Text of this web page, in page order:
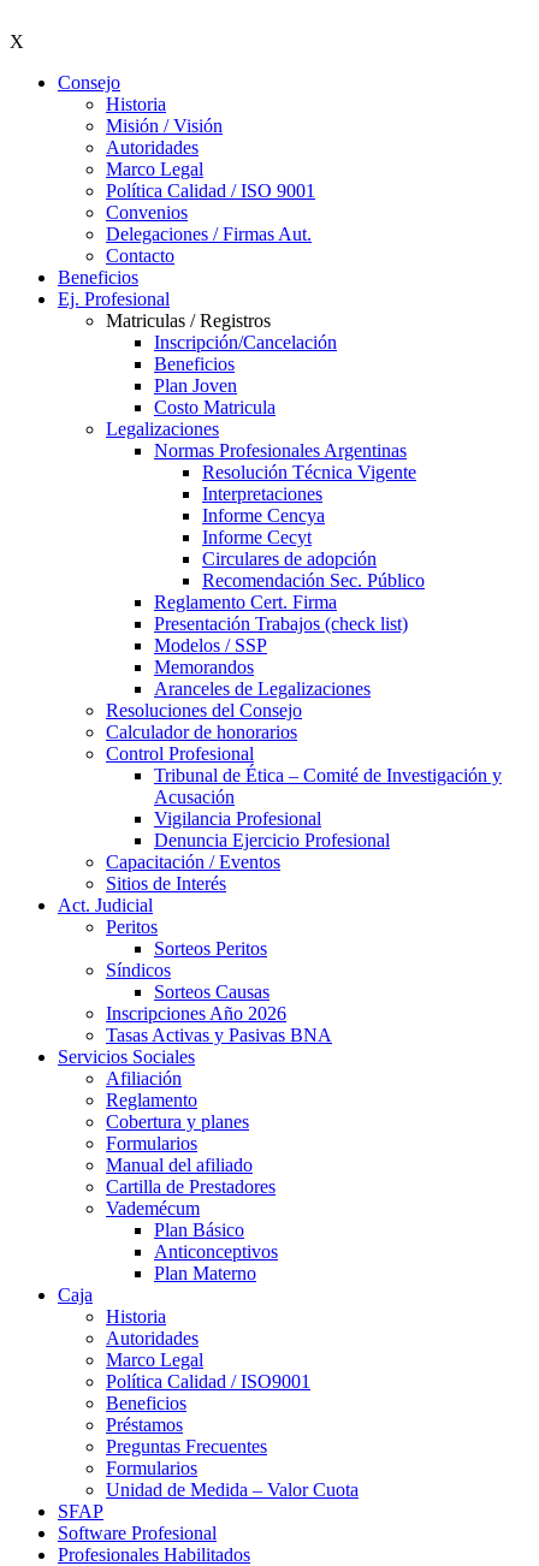
X
Consejo
Historia
Misión / Visión
Autoridades
Marco Legal
Política Calidad / ISO 9001
Convenios
Delegaciones / Firmas Aut.
Contacto
Beneficios
Ej. Profesional
Matriculas / Registros
Inscripción/Cancelación
Beneficios
Plan Joven
Costo Matricula
Legalizaciones
Normas Profesionales Argentinas
Resolución Técnica Vigente
Interpretaciones
Informe Cencya
Informe Cecyt
Circulares de adopción
Recomendación Sec. Público
Reglamento Cert. Firma
Presentación Trabajos (check list)
Modelos / SSP
Memorandos
Aranceles de Legalizaciones
Resoluciones del Consejo
Calculador de honorarios
Control Profesional
Tribunal de Ética – Comité de Investigación y
Acusación
Vigilancia Profesional
Denuncia Ejercicio Profesional
Capacitación / Eventos
Sitios de Interés
Act. Judicial
Peritos
Sorteos Peritos
Síndicos
Sorteos Causas
Inscripciones Año 2026
Tasas Activas y Pasivas BNA
Servicios Sociales
Afiliación
Reglamento
Cobertura y planes
Formularios
Manual del afiliado
Cartilla de Prestadores
Vademécum
Plan Básico
Anticonceptivos
Plan Materno
Caja
Historia
Autoridades
Marco Legal
Política Calidad / ISO9001
Beneficios
Préstamos
Preguntas Frecuentes
Formularios
Unidad de Medida – Valor Cuota
SFAP
Software Profesional
Profesionales Habilitados